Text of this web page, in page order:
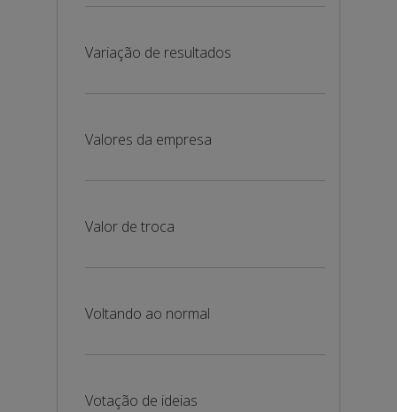
Variação de resultados
Valores da empresa
Valor de troca
Voltando ao normal
Votação de ideias